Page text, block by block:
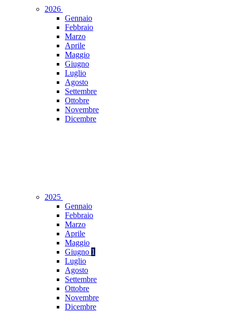
2026
Gennaio
Febbraio
Marzo
Aprile
Maggio
Giugno
Luglio
Agosto
Settembre
Ottobre
Novembre
Dicembre
2025
Gennaio
Febbraio
Marzo
Aprile
Maggio
Giugno 1
Luglio
Agosto
Settembre
Ottobre
Novembre
Dicembre